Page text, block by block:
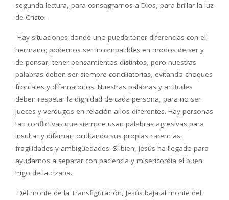
segunda lectura, para consagrarnos a Dios, para brillar la luz
de Cristo.
Hay situaciones donde uno puede tener diferencias con el
hermano; podemos ser incompatibles en modos de ser y
de pensar, tener pensamientos distintos, pero nuestras
palabras deben ser siempre conciliatorias, evitando choques
frontales y difamatorios. Nuestras palabras y actitudes
deben respetar la dignidad de cada persona, para no ser
jueces y verdugos en relación a los diferentes. Hay personas
tan conflictivas que siempre usan palabras agresivas para
insultar y difamar, ocultando sus propias carencias,
fragilidades y ambigüedades. Si bien, Jesús ha llegado para
ayudarnos a separar con paciencia y misericordia el buen
trigo de la cizaña.
Del monte de la Transfiguración, Jesús baja al monte del